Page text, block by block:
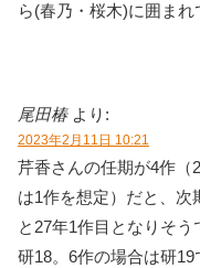
ら(春乃・桜木)に囲まれ
尾田椿 より:
2023年2月11日 10:21
芹香さんの任期が4作（
は1作を想定）だと、次
と27年1作目となりそ
研18。6作の場合は研